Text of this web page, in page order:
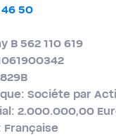
46 50
B 562 110 619
Sociéte par
2.000.000,00
Française